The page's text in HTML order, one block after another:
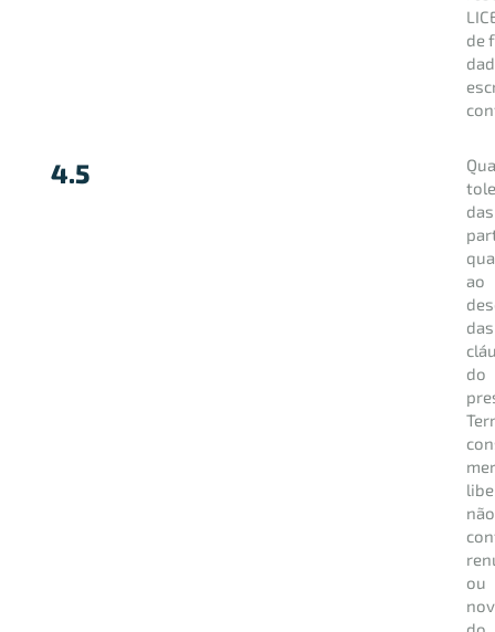
de
4.5
das
ao
das
do
não
ou